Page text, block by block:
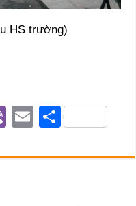
HS trường)
Vi
er
E
ail
S
ar